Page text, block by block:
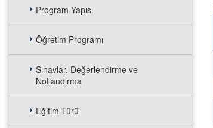
Program Yapısı
Öğretim Programı
Sınavlar, Değerlendirme ve
Notlandırma
Eğitim Türü